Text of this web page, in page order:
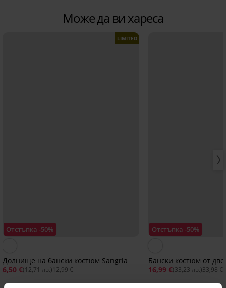
Може да ви хареса
Отстъпка -50%
LIMITED
Долнище на бански костюм Sangria
6,50 €(12,71 лв.)12,99 €
Отстъпка -50%
Бански костюм от
16,99 €(33,23 лв.)33,98 €